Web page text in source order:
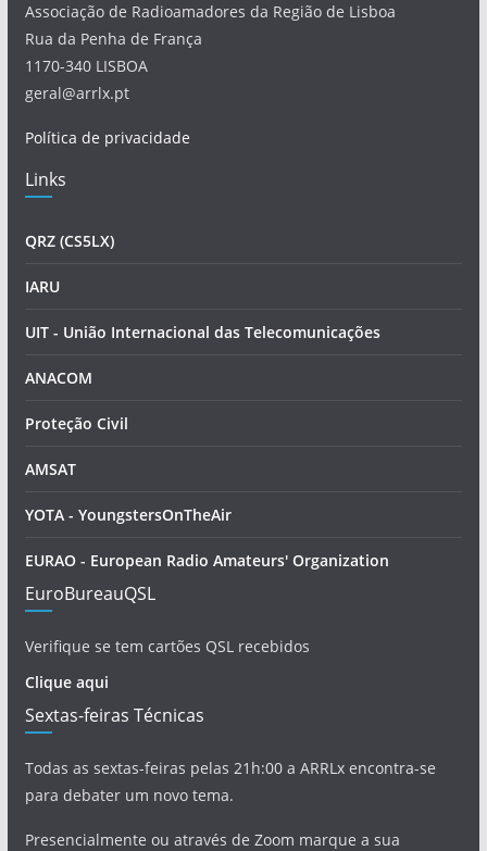
Associação de Radioamadores da Região de Lisboa
Rua da Penha de França
1170-340 LISBOA
geral@arrlx.pt
Política de privacidade
Links
QRZ (CS5LX)
IARU
UIT - União Internacional das Telecomunicações
ANACOM
Proteção Civil
AMSAT
YOTA - YoungstersOnTheAir
EURAO - European Radio Amateurs' Organization
EuroBureauQSL
Verifique se tem cartões QSL recebidos
Clique aqui
Sextas-feiras Técnicas
Todas as sextas-feiras pelas 21h:00 a ARRLx encontra-se
para debater um novo tema.
Presencialmente ou através de Zoom marque a sua